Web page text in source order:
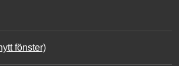
fönster)